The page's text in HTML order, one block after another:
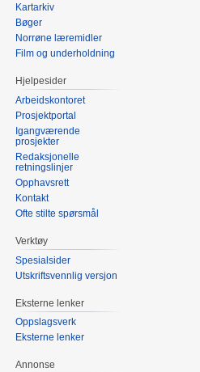
Kartarkiv
Bøger
Norrøne læremidler
Film og underholdning
Hjelpesider
Arbeidskontoret
Prosjektportal
Igangværende
prosjekter
Redaksjonelle
retningslinjer
Opphavsrett
Kontakt
Ofte stilte spørsmål
Verktøy
Spesialsider
Utskriftsvennlig versjon
Eksterne lenker
Oppslagsverk
Eksterne lenker
Annonse